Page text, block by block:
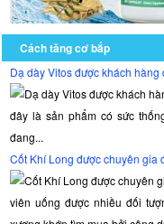
Cách tăng cơ bắp
Dạ dày Vitos được khách
đây là sản phẩm có sức
đang...
Cốt Khí Long được chuyên gia
viên uống được nhiều đối